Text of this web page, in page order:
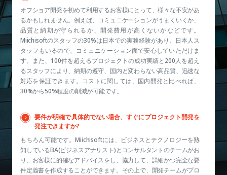
オフショア開発を初めて利用するお客様にとって、様々な不安があ
るかもしれません。例えば、コミュニケーションがうまくいくか、
品質と納期が守られるか、開発費用が高くないかなどです。
Miichisoftのスタッフの30%は日本での実務経験があり、日本人ス
タッフもいるので、コミュニケーション面で安心していただけま
す。また、100件を超えるプロジェクトの成功実績と200人を超え
るスタッフにより、納期の遵守、国内と変わらない高品質、迅速な
対応を保証できます。コストに関しては、国内開発と比べれば、
30%から50%程度の削減が可能です。
要件が明確で具体的でない場合、すぐにプロジェクト開発を
発注できますか?
もちろん可能です。Miichisoftには、ビジネスとテクノロジーを熟
知しているBA(ビジネスアナリスト)とコンサルタントのチームがお
り、お客様に的確なアドバイスをし、協力して、詳細かつ完全な要
件定義書を作成することができます。その上で、開発チームがプロ